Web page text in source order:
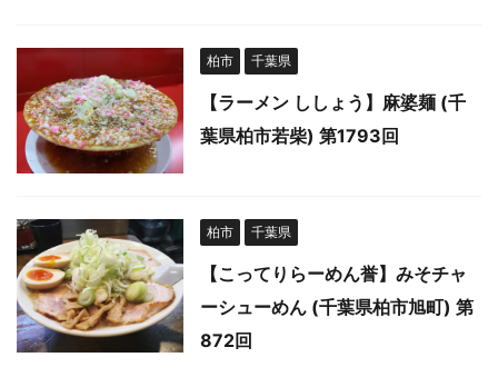
柏市 千葉県
【ラーメン ししょう】麻婆麺 (千
葉県柏市若柴) 第1793回
柏市 千葉県
【こってりらーめん誉】みそチャ
ーシューめん (千葉県柏市旭町) 第
872回